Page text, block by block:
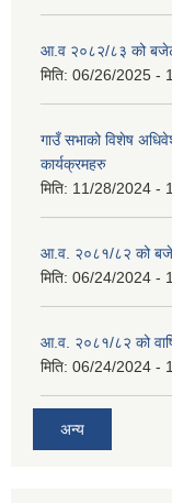
आ.व २०८२/८३ को
मिति: 06/26/2025 -
गाउँ सभाको विशेष
कार्यक्रमहरु
मिति: 11/28/2024 -
आ.व. २०८१/८२ को
मिति: 06/24/2024 -
आ.व. २०८१/८२ को
मिति: 06/24/2024 -
अन्य